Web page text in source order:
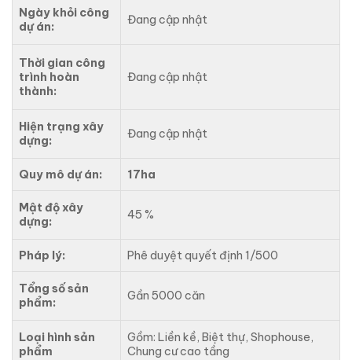
Ngày khỏi công
dự án:
Đang cập nhật
Thời gian công
trình hoàn
thành:
Đang cập nhật
Hiện trạng xây
dựng:
Đang cập nhật
Quy mô dự án: 17ha
Mật độ xây
dựng:
45 %
Pháp lý: Phê duyệt quyết định 1/500
Tổng số sản
phẩm:
Gần 5000 căn
Loại hình sản
phẩm
Gồm: Liền kề, Biệt thự, Shophouse,
Chung cư cao tầng